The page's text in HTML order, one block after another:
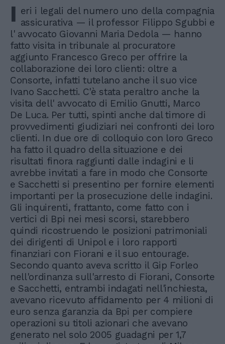
I eri i legali del numero uno della compagnia
assicurativa — il professor Filippo Sgubbi e
l' avvocato Giovanni Maria Dedola — hanno
fatto visita in tribunale al procuratore
aggiunto Francesco Greco per offrire la
collaborazione dei loro clienti: oltre a
Consorte, infatti tutelano anche il suo vice
Ivano Sacchetti. C'è stata peraltro anche la
visita dell' avvocato di Emilio Gnutti, Marco
De Luca. Per tutti, spinti anche dal timore di
provvedimenti giudiziari nei confronti dei loro
clienti. In due ore di colloquio con loro Greco
ha fatto il quadro della situazione e dei
risultati finora raggiunti dalle indagini e li
avrebbe invitati a fare in modo che Consorte
e Sacchetti si presentino per fornire elementi
importanti per la prosecuzione delle indagini.
Gli inquirenti, frattanto, come fatto con i
vertici di Bpi nei mesi scorsi, starebbero
quindi ricostruendo le posizioni patrimoniali
dei dirigenti di Unipol e i loro rapporti
finanziari con Fiorani e il suo entourage.
Secondo quanto aveva scritto il Gip Forleo
nell'ordinanza sull'arresto di Fiorani, Consorte
e Sacchetti, entrambi indagati nell'inchiesta,
avevano ricevuto affidamento per 4 milioni di
euro senza garanzia da Bpi per compiere
operazioni su titoli azionari che avevano
generato nel solo 2005 guadagni per 1,7